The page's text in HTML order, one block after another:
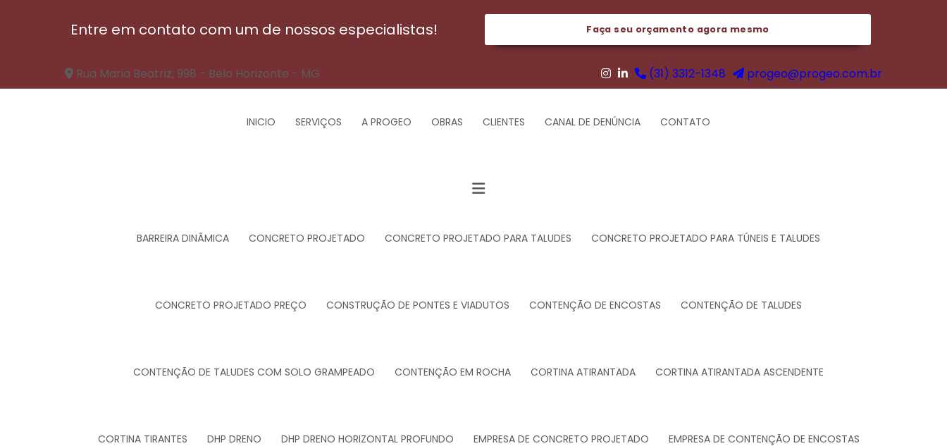
Entre em contato com um de nossos especialistas! Faça seu orçamento agora mesmo
Rua Maria Beatriz, 998 - Belo Horizonte - MG (31) 3312-1348 progeo@progeo.com.br
INICIO SERVIÇOS A PROGEO OBRAS CLIENTES CANAL DE DENÚNCIA CONTATO
BARREIRA DINÂMICA CONCRETO PROJETADO CONCRETO PROJETADO PARA TALUDES CONCRETO PROJETADO PARA TÚNEIS E TALUDES
CONCRETO PROJETADO PREÇO CONSTRUÇÃO DE PONTES E VIADUTOS CONTENÇÃO DE ENCOSTAS CONTENÇÃO DE TALUDES
CONTENÇÃO DE TALUDES COM SOLO GRAMPEADO CONTENÇÃO EM ROCHA CORTINA ATIRANTADA CORTINA ATIRANTADA ASCENDENTE
CORTINA TIRANTES DHP DRENO DHP DRENO HORIZONTAL PROFUNDO EMPRESA DE CONCRETO PROJETADO EMPRESA DE CONTENÇÃO DE ENCOSTAS